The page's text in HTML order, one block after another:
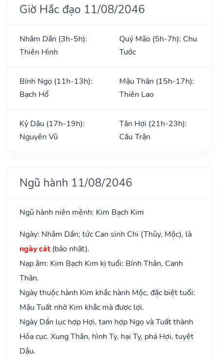
Giờ Hắc đạo 11/08/2046
Nhâm Dần (3h-5h):
Thiên Hình
Quý Mão (5h-7h): Chu
Tước
Bính Ngọ (11h-13h):
Bạch Hổ
Mậu Thân (15h-17h):
Thiên Lao
Kỷ Dậu (17h-19h):
Nguyên Vũ
Tân Hợi (21h-23h):
Câu Trận
Ngũ hành 11/08/2046
Ngũ hành niên mệnh: Kim Bạch Kim
Ngày: Nhâm Dần; tức Can sinh Chi (Thủy, Mộc), là
ngày cát(bảo nhật).
Nạp âm: Kim Bạch Kim kị tuổi: Bính Thân, Canh
Thân.
Ngày thuộc hành Kim khắc hành Mộc, đặc biệt tuổi:
Mậu Tuất nhờ Kim khắc mà được lợi.
Ngày Dần lục hợp Hợi, tam hợp Ngọ và Tuất thành
Hỏa cục. Xung Thân, hình Tỵ, hại Tỵ, phá Hợi, tuyệt
Dậu.